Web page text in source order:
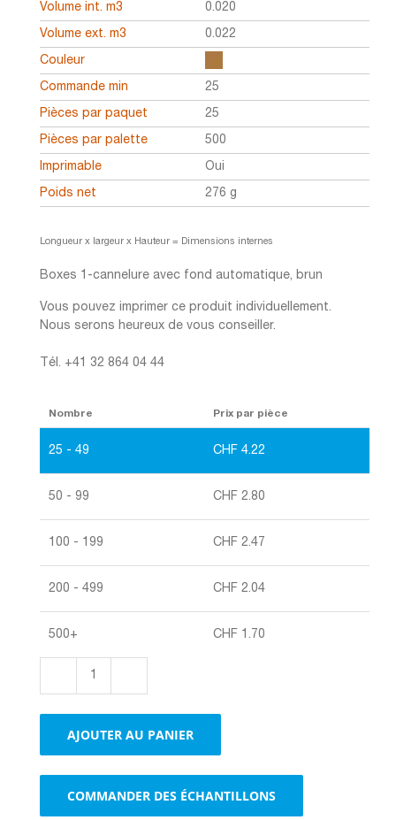
Volume int. m3 0.020
Volume ext. m3 0.022
Couleur
Commande min 25
Pièces par paquet 25
Pièces par palette 500
Imprimable Oui
Poids net 276 g
Longueur x largeur x Hauteur = Dimensions internes
Boxes 1-cannelure avec fond automatique, brun
Vous pouvez imprimer ce produit individuellement.
Nous serons heureux de vous conseiller.
Tél. +41 32 864 04 44
Nombre Prix par pièce
25 - 49 CHF 4.22
50 - 99 CHF 2.80
100 - 199 CHF 2.47
200 - 499 CHF 2.04
500+ CHF 1.70
1-
cannelure
avec
fond
AJOUTER AU PANIER
COMMANDER DES ÉCHANTILLONS